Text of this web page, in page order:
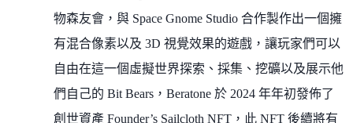
物森友會，與 Space Gnome Studio 合作製作出一個擁
有混合像素以及 3D 視覺效果的遊戲，讓玩家們可以
自由在這一個虛擬世界探索、採集、挖礦以及展示他
們自己的 Bit Bears，Beratone 於 2024 年年初發佈了
創世資產 Founder’s Sailcloth NFT，此 NFT 後續將有